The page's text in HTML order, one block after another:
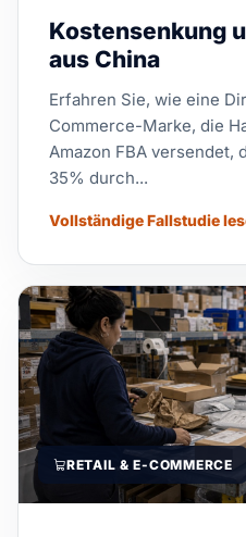
Kostensenkung
aus China
Erfahren Sie, wie eine
Commerce-Marke, die
Amazon FBA versendet,
35% durch...
Vollständige Fallstudie
RETAIL & E-COMMERCE